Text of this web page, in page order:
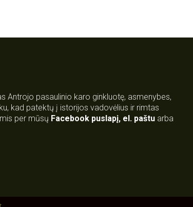
Antrojo pasaulinio karo ginkluotę, asmenybes,
kad patektų į istorijos vadovėlius ir rimtas
per mūsų Facebook puslapį, el. paštu arba